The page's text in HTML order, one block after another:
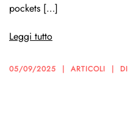
pockets […]
Leggi tutto
05/09/2025 ARTICOLI DI